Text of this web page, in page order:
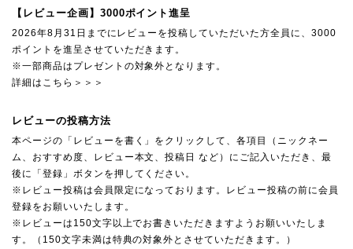
【レビュー企画】3000ポイント進呈
2026年8月31日までにレビューを投稿していただいた方全員に、3000
ポイントを進呈させていただきます。
※一部商品はプレゼントの対象外となります。
詳細はこちら＞＞＞
レビューの投稿方法
本ページの「レビューを書く」をクリックして、各項目（ニックネー
ム、おすすめ度、レビュー本文、投稿日 など）にご記入いただき、最
後に「登録」ボタンを押してください。
※レビュー投稿は会員限定になっております。レビュー投稿の前に会員
登録をお願いいたします。
※レビューは150文字以上でお書きいただきますようお願いいたしま
す。（150文字未満は特典の対象外とさせていただきます。）